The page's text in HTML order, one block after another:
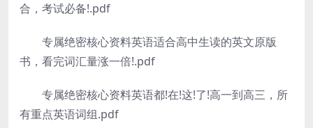
合，考试必备!.pdf
专属绝密核心资料英语适合高中生读的英文原版
书，看完词汇量涨一倍!.pdf
专属绝密核心资料英语都!在!这!了!高一到高三，所
有重点英语词组.pdf